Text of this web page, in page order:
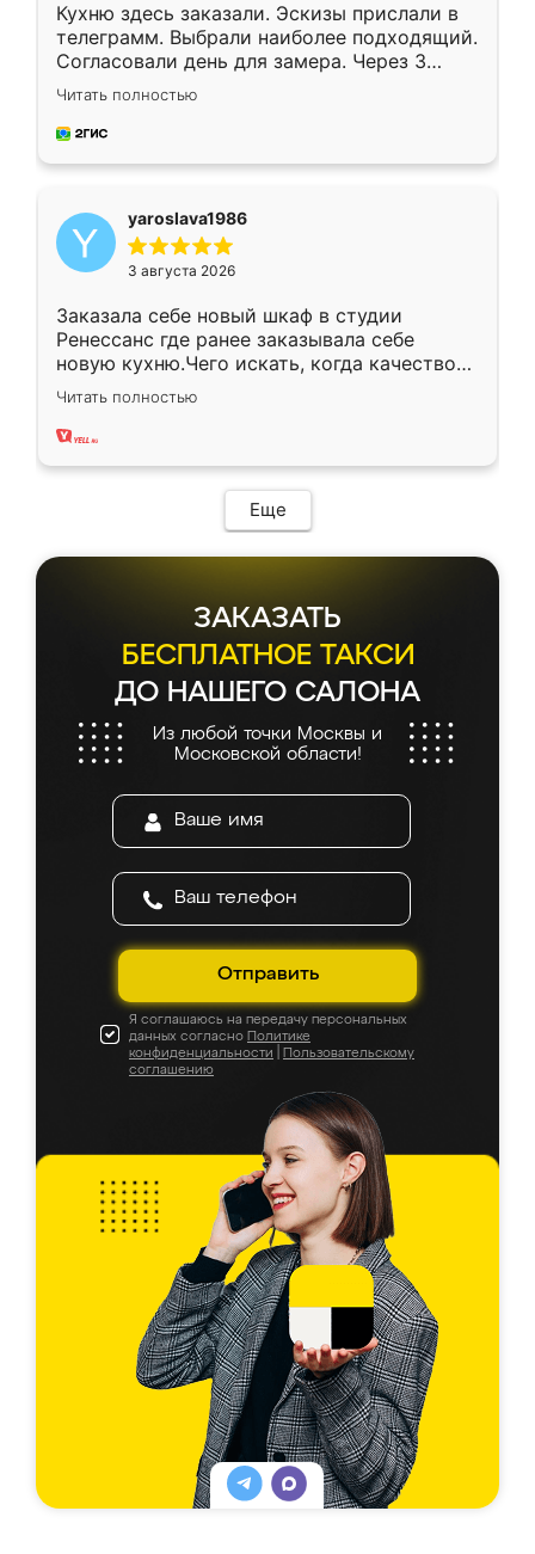
Кухню здесь заказали. Эскизы прислали в
телеграмм. Выбрали наиболее подходящий.
Согласовали день для замера. Через 3
недели кухня была уже готова. Остались
довольны работой. Спасибо Ренессанс
мебель за качественную работу!
Читать полностью
yaroslava1986
3 августа 2026
Заказала себе новый шкаф в студии
Ренессанс где ранее заказывала себе
новую кухню.Чего искать, когда качеством
вполне довольна. Служит кухня уже почти
два года, нареканий нет.
Читать полностью
Еще
ЗАКАЗАТЬ
БЕСПЛАТНОЕ ТАКСИ
ДО НАШЕГО САЛОНА
Из любой точки Москвы и
Московской области!
Отправить
Я соглашаюсь на передачу персональных
данных согласно Политике
конфиденциальности
Пользовательскому
соглашению